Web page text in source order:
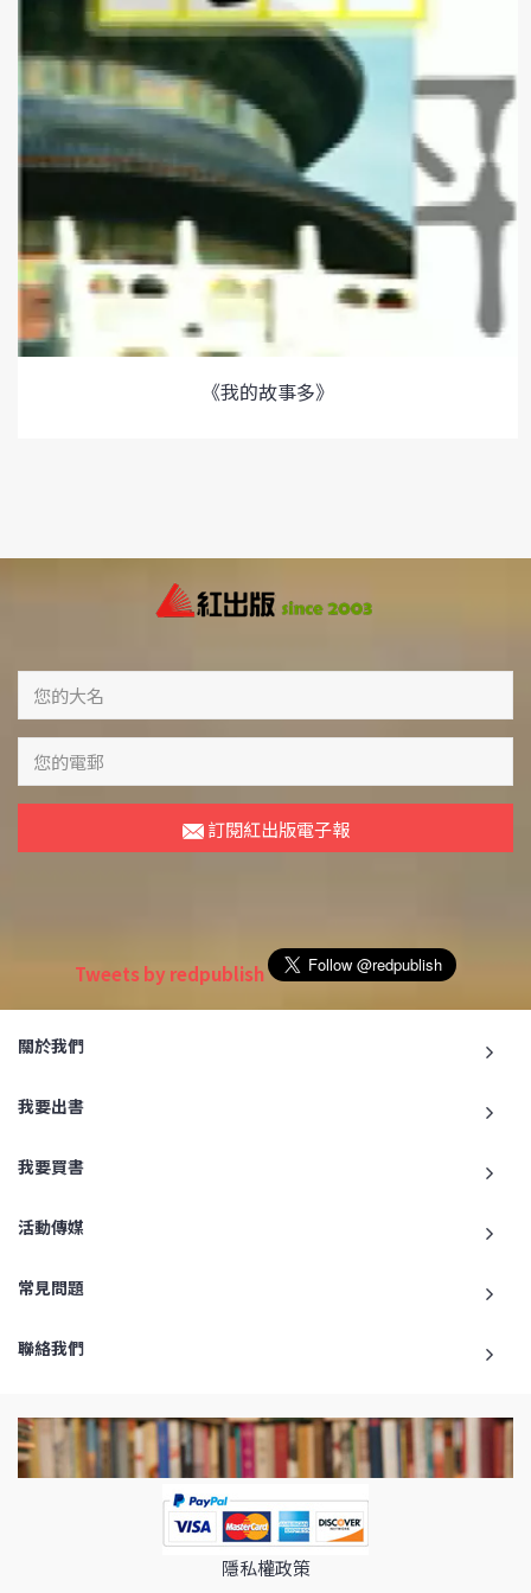
《我的故事多》
訂閱紅出版電子報
Tweets by redpublish
關於我們
我要出書
我要買書
活動傳媒
常見問題
聯絡我們
隱私權政策